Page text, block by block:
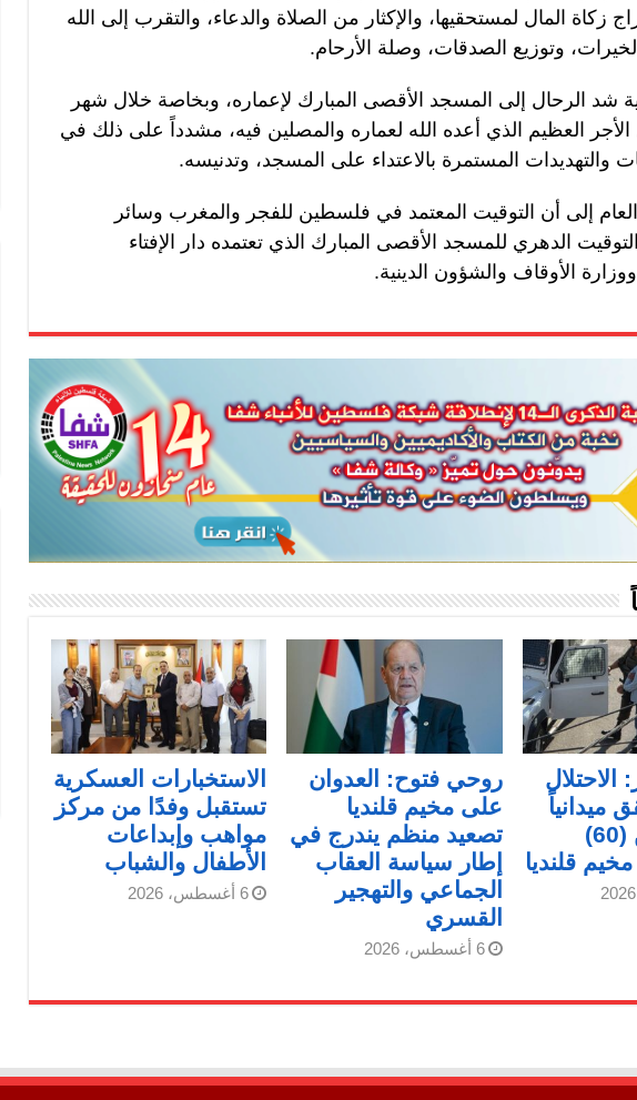
زكاة المال لمستحقيها، والإكثار من الصلاة والدعاء، والتقرب إلى الله
وتوزيع الصدقات، وصلة الأرحام.
شد الرحال إلى المسجد الأقصى المبارك لإعماره، وبخاصة خلال شهر
العظيم الذي أعده الله لعماره والمصلين فيه، مشدداً على ذلك في
والتهديدات المستمرة بالاعتداء على المسجد، وتدنيسه.
إلى أن التوقيت المعتمد في فلسطين للفجر والمغرب وسائر
الدهري للمسجد الأقصى المبارك الذي تعتمده دار الإفتاء
الأوقاف والشؤون الدينية.
الاحتلال
ميدانياً
مع أكثر من (60)
قلنديا
روحي فتوح: العدوان
على مخيم قلنديا
تصعيد منظم يندرج في
إطار سياسة العقاب
الجماعي والتهجير
القسري
6 أغسطس، 2026
الاستخبارات العسكرية
تستقبل وفدًا من مركز
مواهب وإبداعات
الأطفال والشباب
6 أغسطس، 2026